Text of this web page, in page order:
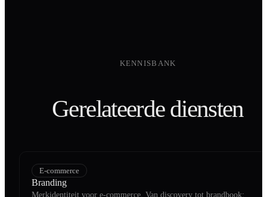
KENNISBANK
Gerelateerde diensten
E-commerce
Branding
Merkidentiteit voor e-commerce. Van discovery tot brandbook: